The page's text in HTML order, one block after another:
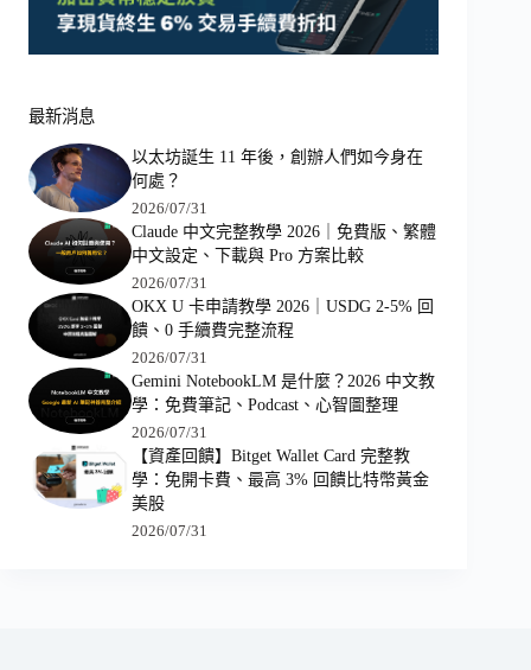
最新消息
以太坊誕生 11 年後，創辦人們如今身在
何處？
2026/07/31
Claude 中文完整教學 2026｜免費版、繁體
中文設定、下載與 Pro 方案比較
2026/07/31
OKX U 卡申請教學 2026｜USDG 2-5% 回
饋、0 手續費完整流程
2026/07/31
Gemini NotebookLM 是什麼？2026 中文教
學：免費筆記、Podcast、心智圖整理
2026/07/31
【資產回饋】Bitget Wallet Card 完整教
學：免開卡費、最高 3% 回饋比特幣黃金
美股
2026/07/31